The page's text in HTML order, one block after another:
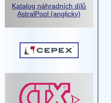
Katalog náhradních dílů
AstralPool (anglicky)